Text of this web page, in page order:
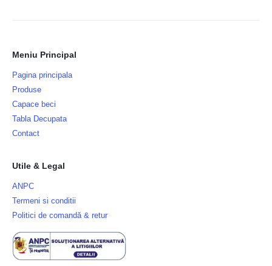
Meniu Principal
Pagina principala
Produse
Capace beci
Tabla Decupata
Contact
Utile & Legal
ANPC
Termeni si conditii
Politici de comandă & retur